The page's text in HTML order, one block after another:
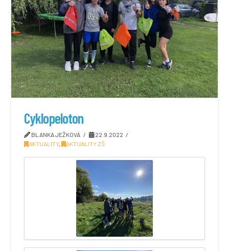
Cyklopeloton
BLANKA JEŽKOVÁ
22.9.2022
AKTUALITY, AKTUALITY ZŠ